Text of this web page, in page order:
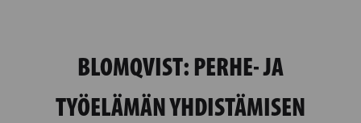
BLOMQVIST: PERHE- JA
TYÖELÄMÄN YHDISTÄMISEN